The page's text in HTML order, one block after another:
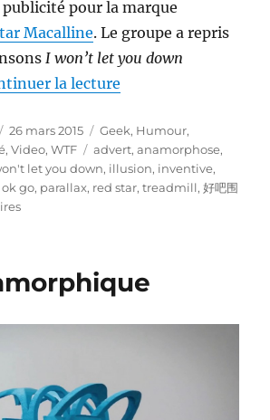
pour la marque
Macalline. Le groupe a repris
I won’t let you down
la lecture
Publié
le
26 mars 2015 Catégories
Geek, Humour,
,Video,WTF Étiquettes
advert,anamorphose,
let you down, illusion, inventive,
ok go, parallax, red star,treadmill,好吧围
sur
好